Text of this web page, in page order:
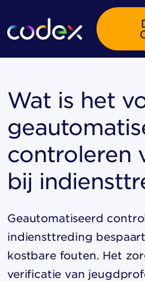
Wat is het
controleren
bij
Geautomatiseerd
indiensttreding
kostbare fouten. Het
verificatie van